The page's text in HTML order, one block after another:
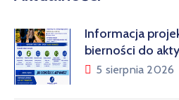
Informacja
bierności do
5 sierpnia 2026